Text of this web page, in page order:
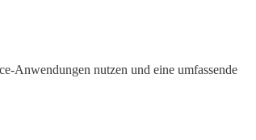
Anwendungen nutzen und eine umfassende